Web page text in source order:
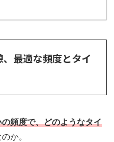
最適な頻度とタイ
頻度で、どのようなタイ
か。